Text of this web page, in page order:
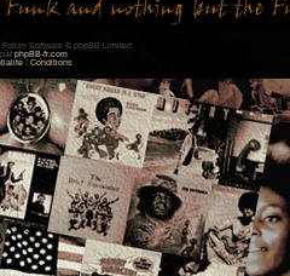
Forum Software © phpBB Limited
phpBB-fr.com
Conditions